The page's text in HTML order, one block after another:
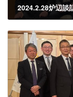
2024.2.28炉辺談